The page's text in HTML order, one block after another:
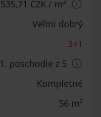
535,71 CZK / m
Veľmi dobrý
3+1
1. poschodie z 5
Kompletné
56 m²